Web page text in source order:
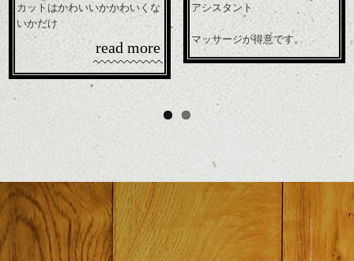
カットはかわいいかかわいくな
いかだけ
read more
アシスタント
マッサージが得意です。